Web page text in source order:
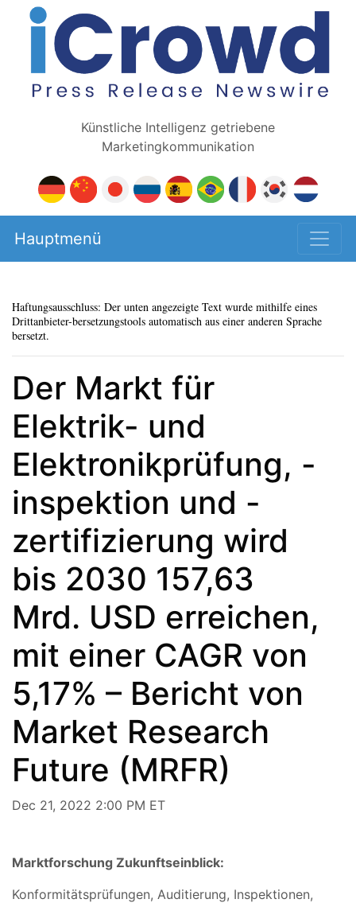
Künstliche Intelligenz getriebene
Marketingkommunikation
Hauptmenü
Haftungsausschluss: Der unten angezeigte Text wurde mithilfe eines
Drittanbieter-bersetzungstools automatisch aus einer anderen Sprache
bersetzt.
Der Markt für
Elektrik- und
Elektronikprüfung, -
inspektion und -
zertifizierung wird
bis 2030 157,63
Mrd. USD erreichen,
mit einer CAGR von
5,17% – Bericht von
Market Research
Future (MRFR)
Dec 21, 2022 2:00 PM ET
Marktforschung Zukunftseinblick:
Konformitätsprüfungen, Auditierung, Inspektionen,